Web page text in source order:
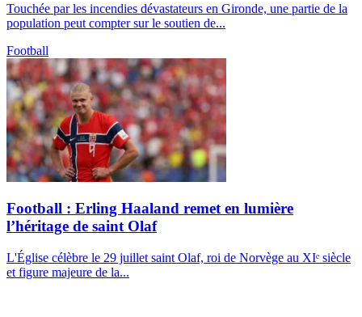
Touchée par les incendies dévastateurs en Gironde, une partie de la
population peut compter sur le soutien de...
Football
Football : Erling Haaland remet en lumière
l’héritage de saint Olaf
L'Église célèbre le 29 juillet saint Olaf, roi de Norvège au XIᵉ siècle
et figure majeure de la...